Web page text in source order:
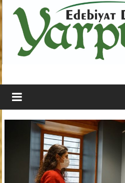
İçeriğe
geç
YARPUZ
Edebiyat
Dergisi
Kahramanmaraş'ın
Edebiyat